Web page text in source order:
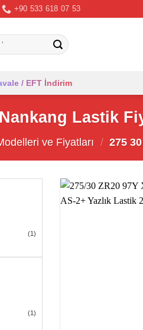
+90 533 618 07 53
/ EFT İndirim
Lastik
ve Fiyatları / 275
(1)
(1)